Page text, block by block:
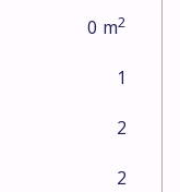
0 m2
1
2
2